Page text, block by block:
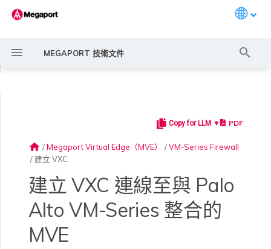
MEGAPORT 技術文件
快速開始
設定 Megaport 帳戶
概述
強制多重身分驗證
Megaport Portal 儀表板
常見多雲連線情境
使用 Megaport 解決方案實
現 MPLS 網路現代化
MACsec
雲端原生 VPN 加密
訂購交叉連接
訂購本地迴路
Port 備援
建立 LAG
建立私有 VXC
遷移 VXC
設定服務金鑰
路由指南
11:11 Systems
阿里雲專線接入
概述
阿里雲 MCR 連線
概述
Aviatrix
MCR 進階 VLAN 與路由功能
MCR 備援
建立 MCR
路由過濾
路由彙總
6WIND 授權網路功能
規劃部署
建立 MVE
規劃部署
建立 MVE
建立 VXC
規劃部署
建立 MVE
建立 MVE 概述
手動建立 MVE
建立 VXC
規劃部署
建立 MVE
建立 VXC
規劃部署
建立 MVE
規劃部署
建立 MVE
建立 MVE 概述
建立 SD-WAN MVE
建立 VXC
規劃部署
建立 MVE
建立 VXC
規劃部署
建立 MVE
使用 Juniper SSR 建立 MVE
建立 VXC
終止 VXC
規劃部署
建立 Prisma MVE
規劃部署
建立 MVE
建立 VXC
規劃部署
建立 MVE
建立 VXC
規劃部署
建立 MVE
建立 VXC
設定 IX
IX 需求
AMS-IX 連線
管理 IX
編輯 IX
遷移 IX
MegaIX 功能概述
由診斷）
IX 遙測
建立個人檔案
申請連線
監控 MCR
監控 MVE
管理個人檔案
設定電子郵件通知
Port 定價與合約條款
VXC 定價與合約條款
Megaport Internet 定價與合
啟用計費市場
指派財務角色
更新帳單資訊
建立 API 金鑰
管理使用者
建立 Port
快速開始
建立 Megaport Terraform
Provider 設定檔
啟用 Port
容量錯誤
Port 與 VXC
Port 或 VXC 中斷或不穩定
Port 或 VXC 封包遺失
MCR 中斷或無法使用
MCR BGP 工作階段中斷
MVE 中斷或無法使用
SD-WAN 管理連線
IX 連線
IX BGP 工作階段中斷
雲端服務供應商互聯位址空間
聯繫支援
支援請求入口網站
瞭解支援請求
Copy for LLM ▼ PDF
home / Megaport Virtual Edge（MVE） / VM-Series Firewall
/ 建立 VXC
建立 VXC 連線至與 Palo
Alto VM-Series 整合的
MVE